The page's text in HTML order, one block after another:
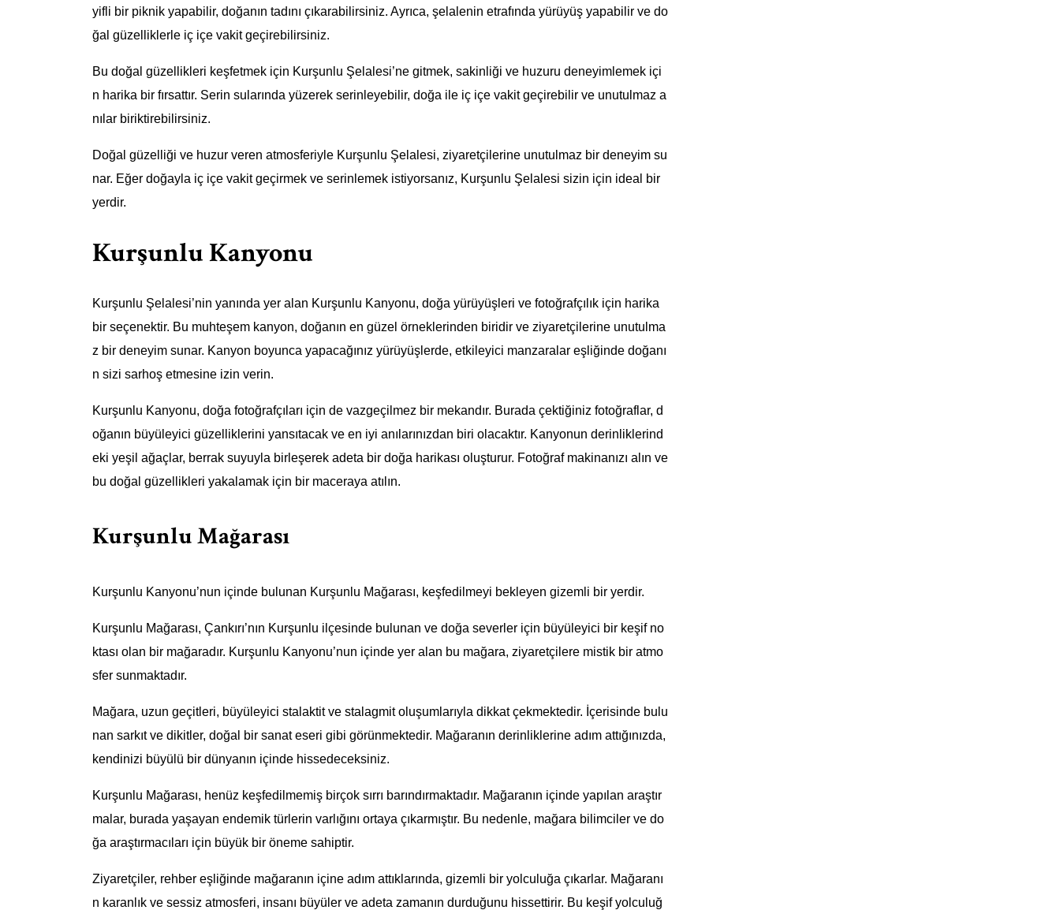
yifli bir piknik yapabilir, doğanın tadını çıkarabilirsiniz. Ayrıca, şelalenin etrafında yürüyüş yapabilir ve do
ğal güzelliklerle iç içe vakit geçirebilirsiniz.
Bu doğal güzellikleri keşfetmek için Kurşunlu Şelalesi’ne gitmek, sakinliği ve huzuru deneyimlemek içi
n harika bir fırsattır. Serin sularında yüzerek serinleyebilir, doğa ile iç içe vakit geçirebilir ve unutulmaz a
nılar biriktirebilirsiniz.
Doğal güzelliği ve huzur veren atmosferiyle Kurşunlu Şelalesi, ziyaretçilerine unutulmaz bir deneyim su
nar. Eğer doğayla iç içe vakit geçirmek ve serinlemek istiyorsanız, Kurşunlu Şelalesi sizin için ideal bir
yerdir.
Kurşunlu Kanyonu
Kurşunlu Şelalesi’nin yanında yer alan Kurşunlu Kanyonu, doğa yürüyüşleri ve fotoğrafçılık için harika
bir seçenektir. Bu muhteşem kanyon, doğanın en güzel örneklerinden biridir ve ziyaretçilerine unutulma
z bir deneyim sunar. Kanyon boyunca yapacağınız yürüyüşlerde, etkileyici manzaralar eşliğinde doğanı
n sizi sarhoş etmesine izin verin.
Kurşunlu Kanyonu, doğa fotoğrafçıları için de vazgeçilmez bir mekandır. Burada çektiğiniz fotoğraflar, d
oğanın büyüleyici güzelliklerini yansıtacak ve en iyi anılarınızdan biri olacaktır. Kanyonun derinliklerind
eki yeşil ağaçlar, berrak suyuyla birleşerek adeta bir doğa harikası oluşturur. Fotoğraf makinanızı alın ve
bu doğal güzellikleri yakalamak için bir maceraya atılın.
Kurşunlu Mağarası
Kurşunlu Kanyonu’nun içinde bulunan Kurşunlu Mağarası, keşfedilmeyi bekleyen gizemli bir yerdir.
Kurşunlu Mağarası, Çankırı’nın Kurşunlu ilçesinde bulunan ve doğa severler için büyüleyici bir keşif no
ktası olan bir mağaradır. Kurşunlu Kanyonu’nun içinde yer alan bu mağara, ziyaretçilere mistik bir atmo
sfer sunmaktadır.
Mağara, uzun geçitleri, büyüleyici stalaktit ve stalagmit oluşumlarıyla dikkat çekmektedir. İçerisinde bulu
nan sarkıt ve dikitler, doğal bir sanat eseri gibi görünmektedir. Mağaranın derinliklerine adım attığınızda,
kendinizi büyülü bir dünyanın içinde hissedeceksiniz.
Kurşunlu Mağarası, henüz keşfedilmemiş birçok sırrı barındırmaktadır. Mağaranın içinde yapılan araştır
malar, burada yaşayan endemik türlerin varlığını ortaya çıkarmıştır. Bu nedenle, mağara bilimciler ve do
ğa araştırmacıları için büyük bir öneme sahiptir.
Ziyaretçiler, rehber eşliğinde mağaranın içine adım attıklarında, gizemli bir yolculuğa çıkarlar. Mağaranı
n karanlık ve sessiz atmosferi, insanı büyüler ve adeta zamanın durduğunu hissettirir. Bu keşif yolculuğ